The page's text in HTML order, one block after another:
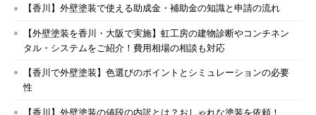
【香川】外壁塗装で使える助成金・補助金の知識と申請の流れ
【外壁塗装を香川・大阪で実施】虹工房の建物診断やコンチネン
タル・システムをご紹介！費用相場の相談も対応
【香川で外壁塗装】色選びのポイントとシミュレーションの必要
性
【香川】外壁塗装の値段の内訳とは？おしゃれな塗装を依頼！